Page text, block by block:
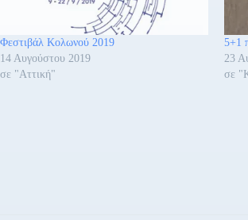
Φεστιβάλ Κολωνού 2019
14 Αυγούστου 2019
σε "Αττική"
5+1
23
σε